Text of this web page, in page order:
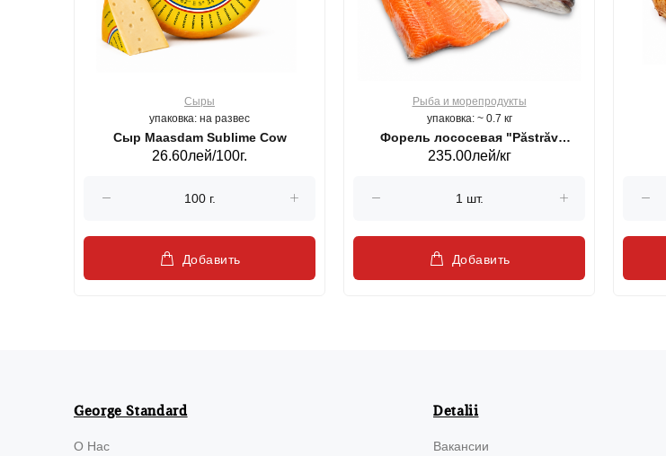
Сыры
упаковка: на развес
Сыр Maasdam Sublime Cow
26.60лей/100г.
Добавить
Рыба и морепродукты
упаковка: ~ 0.7 кг
Форель лососевая "Păstrăv
Moldovenesc"
235.00лей/кг
Добавить
George Standard
О Нас
Detalii
Вакансии